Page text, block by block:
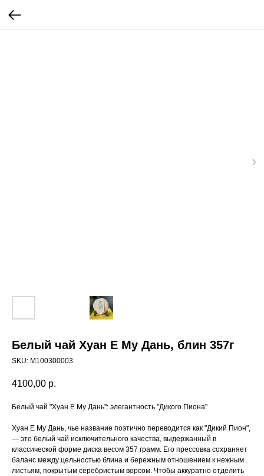
Белый чай Хуан Е Му Дань, блин 357г
SKU: M100300003
4100,00 р.
Белый чай "Хуан Е Му Дань": элегантность "Дикого Пиона"
Хуан Е Му Дань, чье название поэтично переводится как "Дикий Пион",
— это белый чай исключительного качества, выдержанный в
классической форме диска весом 357 грамм. Его прессовка сохраняет
баланс между цельностью блина и бережным отношением к нежным
листьям, покрытым серебристым ворсом. Чтобы аккуратно отделить